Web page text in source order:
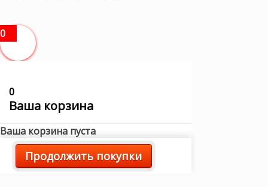
0
0
Ваша корзина
Ваша корзина пуста
Продолжить покупки